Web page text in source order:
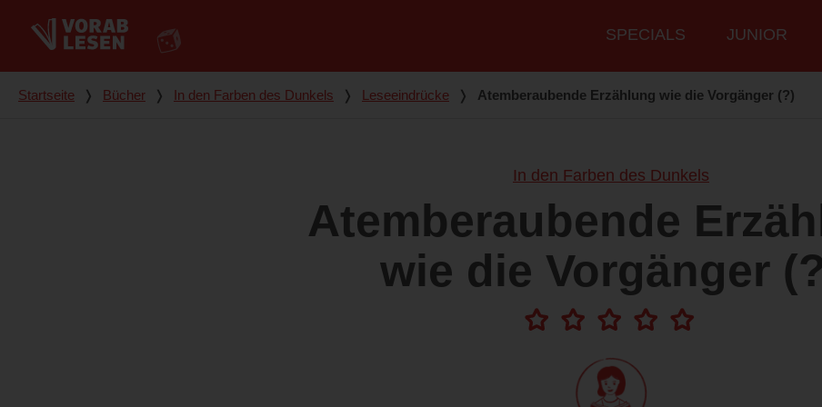
Hauptmenü
SPECIALS JUNIOR
Du bist hier
Startseite ❭ Bücher ❭ In den Farben des Dunkels ❭ Leseeindrücke ❭ Atemberaubende Erzählung wie die Vorgänger (?)
In den Farben des Dunkels
Atemberaubende
wie die Vorgänger